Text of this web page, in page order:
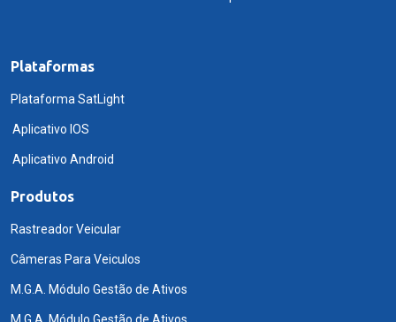
Plataformas
Plataforma SatLight
Aplicativo IOS
Aplicativo Android
Produtos
Rastreador Veicular
Câmeras Para Veiculos
M.G.A. Módulo Gestão de Ativos